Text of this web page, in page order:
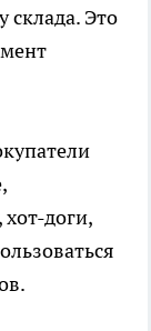
склада. Это
доги,